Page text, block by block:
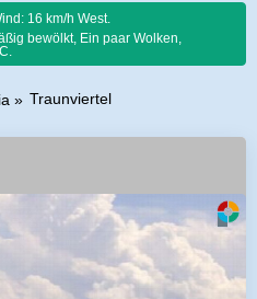
16 km/h West.
bewölkt, Ein paar Wolken,
Traunviertel